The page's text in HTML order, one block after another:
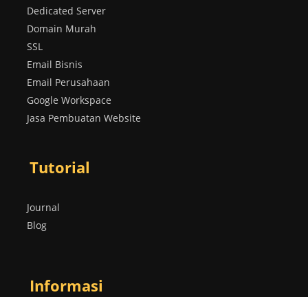
Dedicated Server
Domain Murah
SSL
Email Bisnis
Email Perusahaan
Google Workspace
Jasa Pembuatan Website
Tutorial
Journal
Blog
Informasi